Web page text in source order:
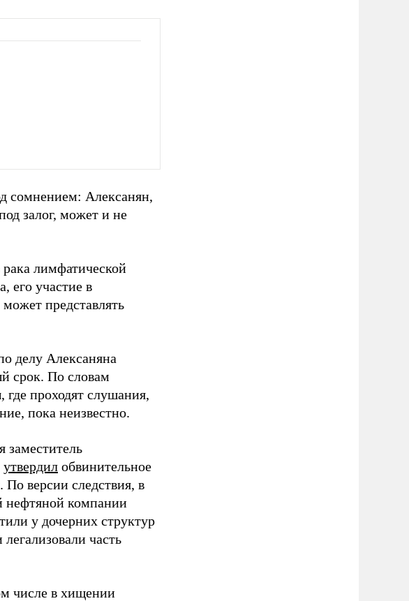
сомнением: Алексанян,
залог, может и не
лимфатической
его участие в
представлять
делу Алексаняна
срок. По словам
проходят слушания,
пока неизвестно.
заместитель
утвердил обвинительное
По версии следствия, в
нефтяной компании
у дочерних структур
часть
числе в хищении